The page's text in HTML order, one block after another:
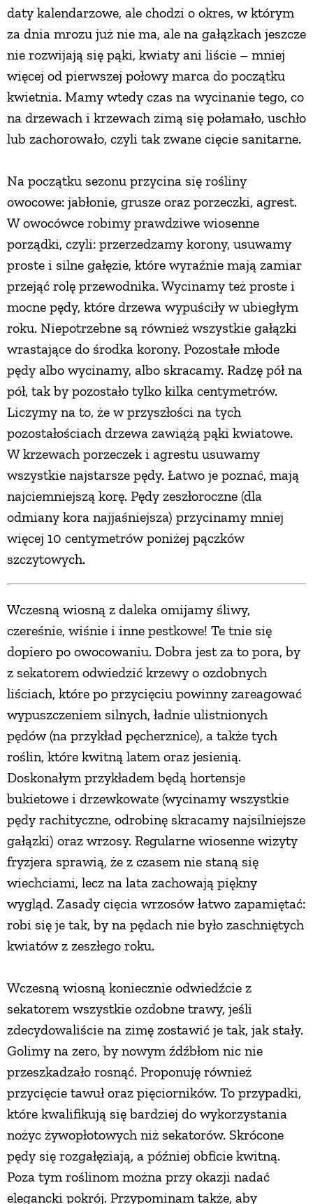
daty kalendarzowe, ale chodzi o okres, w którym
za dnia mrozu już nie ma, ale na gałązkach jeszcze
nie rozwijają się pąki, kwiaty ani liście – mniej
więcej od pierwszej połowy marca do początku
kwietnia. Mamy wtedy czas na wycinanie tego, co
na drzewach i krzewach zimą się połamało, uschło
lub zachorowało, czyli tak zwane cięcie sanitarne.
Na początku sezonu przycina się rośliny
owocowe: jabłonie, grusze oraz porzeczki, agrest.
W owocówce robimy prawdziwe wiosenne
porządki, czyli: przerzedzamy korony, usuwamy
proste i silne gałęzie, które wyraźnie mają zamiar
przejąć rolę przewodnika. Wycinamy też proste i
mocne pędy, które drzewa wypuściły w ubiegłym
roku. Niepotrzebne są również wszystkie gałązki
wrastające do środka korony. Pozostałe młode
pędy albo wycinamy, albo skracamy. Radzę pół na
pół, tak by pozostało tylko kilka centymetrów.
Liczymy na to, że w przyszłości na tych
pozostałościach drzewa zawiążą pąki kwiatowe.
W krzewach porzeczek i agrestu usuwamy
wszystkie najstarsze pędy. Łatwo je poznać, mają
najciemniejszą korę. Pędy zeszłoroczne (dla
odmiany kora najjaśniejsza) przycinamy mniej
więcej 10 centymetrów poniżej pączków
szczytowych.
Wczesną wiosną z daleka omijamy śliwy,
czereśnie, wiśnie i inne pestkowe! Te tnie się
dopiero po owocowaniu. Dobra jest za to pora, by
z sekatorem odwiedzić krzewy o ozdobnych
liściach, które po przycięciu powinny zareagować
wypuszczeniem silnych, ładnie ulistnionych
pędów (na przykład pęcherznice), a także tych
roślin, które kwitną latem oraz jesienią.
Doskonałym przykładem będą hortensje
bukietowe i drzewkowate (wycinamy wszystkie
pędy rachityczne, odrobinę skracamy najsilniejsze
gałązki) oraz wrzosy. Regularne wiosenne wizyty
fryzjera sprawią, że z czasem nie staną się
wiechciami, lecz na lata zachowają piękny
wygląd. Zasady cięcia wrzosów łatwo zapamiętać:
robi się je tak, by na pędach nie było zaschniętych
kwiatów z zeszłego roku.
Wczesną wiosną koniecznie odwiedźcie z
sekatorem wszystkie ozdobne trawy, jeśli
zdecydowaliście na zimę zostawić je tak, jak stały.
Golimy na zero, by nowym źdźbłom nic nie
przeszkadzało rosnąć. Proponuję również
przycięcie tawuł oraz pięciorników. To przypadki,
które kwalifikują się bardziej do wykorzystania
nożyc żywopłotowych niż sekatorów. Skrócone
pędy się rozgałęziają, a później obficie kwitną.
Poza tym roślinom można przy okazji nadać
elegancki pokrój. Przypominam także, aby